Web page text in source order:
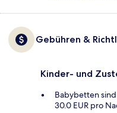
Gebühren &
Kinder- und
Babybetten
30.0 EUR pro